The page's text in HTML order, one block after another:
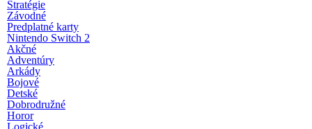
Stratégie
Závodné
Predplatné karty
Nintendo Switch 2
Akčné
Adventúry
Arkády
Bojové
Detské
Dobrodružné
Horor
Logické